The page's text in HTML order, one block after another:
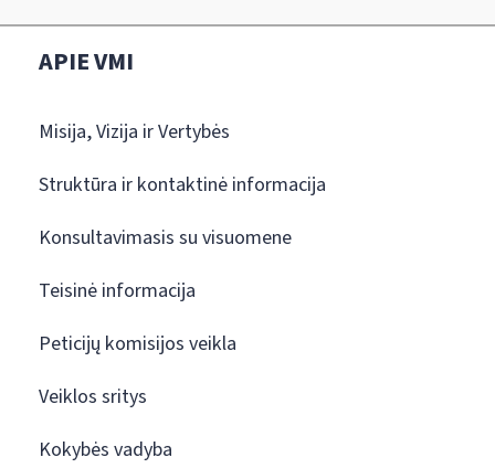
APIE VMI
Misija, Vizija ir Vertybės
Struktūra ir kontaktinė informacija
Konsultavimasis su visuomene
Teisinė informacija
Peticijų komisijos veikla
Veiklos sritys
Kokybės vadyba